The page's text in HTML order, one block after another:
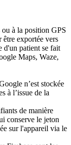
à la position GPS
être exportée vers
d'un patient se fait
Maps, Waze,
n’est stockée
à l’issue de la
de manière
conserve le jeton
sur l'appareil via le